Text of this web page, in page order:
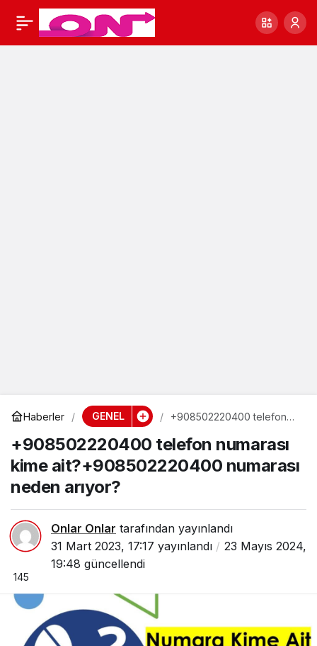
Haberler GENEL
+908502220400 telefon
+908502220400 numarası
neden arıyor?
+908502220400 telefon numarası
kime ait?+908502220400 numarası
neden arıyor?
Onlar Onlar tarafından yayınlandı
31 Mart 2023, 17:17 yayınlandı
23 Mayıs 2024,
19:48 güncellendi
145
Yumurta Tavuğu Paylaş